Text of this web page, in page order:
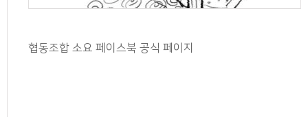
협동조합 소요 페이스북 공식 페이지